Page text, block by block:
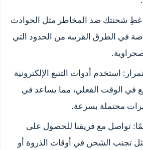
غطِ شحنتك ضد المخاطر مثل الحوادث
في الطرق القريبة من الحدود التي
استخدم أدوات التتبع الإلكترونية
في الوقت الفعلي، مما يساعد في
محتملة بسرعة.
تواصل مع فريقنا للحصول على
تجنب الشحن في أوقات الذروة أو